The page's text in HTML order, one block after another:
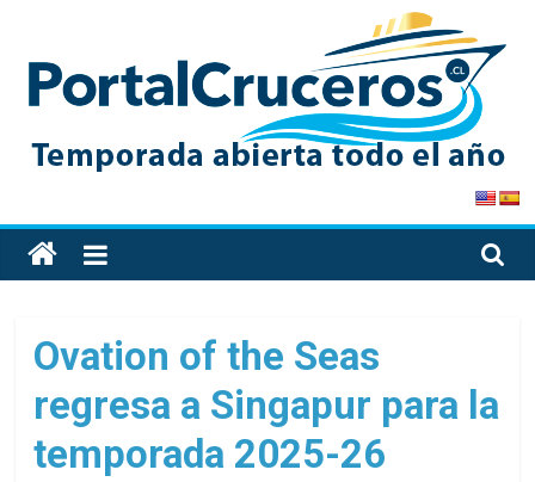
content
PortalCruceros
Toda
la
de
cruceros
en
un
solo
Ovation of the Seas
regresa a Singapur para la
temporada 2025-26